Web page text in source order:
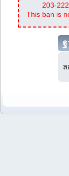
203-222
This ban is
ล